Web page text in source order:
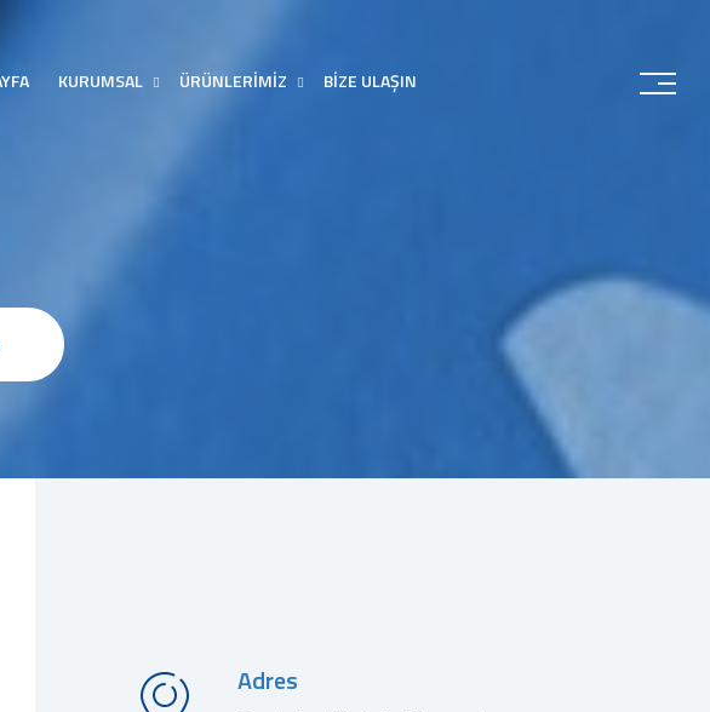
KURUMSAL ÜRÜNLERİMİZ BİZE ULAŞIN
Adres